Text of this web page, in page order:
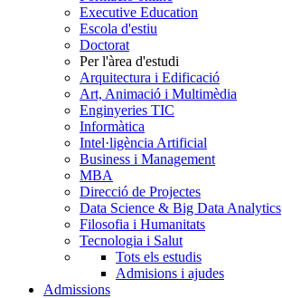
Executive Education
Escola d'estiu
Doctorat
Per l'àrea d'estudi
Arquitectura i Edificació
Art, Animació i Multimèdia
Enginyeries TIC
Informàtica
Intel·ligència Artificial
Business i Management
MBA
Direcció de Projectes
Data Science & Big Data Analytics
Filosofia i Humanitats
Tecnologia i Salut
Tots els estudis
Admisions i ajudes
Admissions